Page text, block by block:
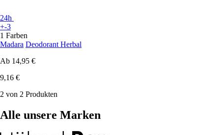
24h
+-3
1 Farben
Madara Deodorant Herbal
Ab 14,95 €
9,16 €
2 von 2 Produkten
Alle unsere Marken